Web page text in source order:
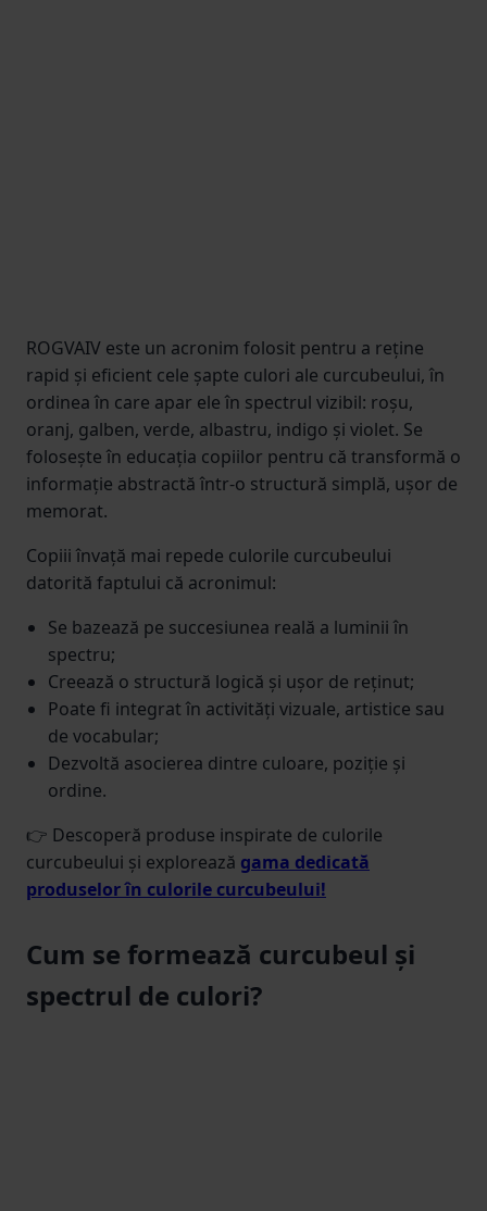
ROGVAIV este un acronim folosit pentru a reține
rapid și eficient cele șapte culori ale curcubeului, în
ordinea în care apar ele în spectrul vizibil: roșu,
oranj, galben, verde, albastru, indigo și violet. Se
folosește în educația copiilor pentru că transformă o
informație abstractă într-o structură simplă, ușor de
memorat.
Copiii învață mai repede culorile curcubeului
datorită faptului că acronimul:
Se bazează pe succesiunea reală a luminii în
spectru;
Creează o structură logică și ușor de reținut;
Poate fi integrat în activități vizuale, artistice sau
de vocabular;
Dezvoltă asocierea dintre culoare, poziție și
ordine.
👉 Descoperă produse inspirate de culorile
curcubeului și explorează gama dedicată
produselor în culorile curcubeului!
Cum se formează curcubeul și
spectrul de culori?